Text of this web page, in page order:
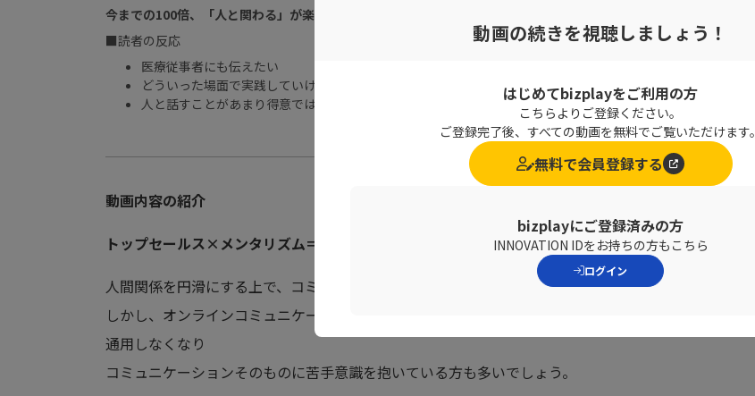
今までの100倍、「人と関わる」が楽しくなる未来が訪れると確信しています。
■読者の反応
医療従事者にも伝えたい
どういった場面で実践していけば良いかを具体的に書いてくれている
人と話すことがあまり得意ではないと思っている人も参考にしやすいです
動画内容の紹介
トップセールス×メンタリズム＝最強のコミュニケーションスキル
人間関係を円滑にする上で、コミュニケーションスキルは大切です。
しかし、オンラインコミュニケーションの普及と、多様性による価値観のズレから、これまでの技術が
通用しなくなり
コミュニケーションそのものに苦手意識を抱いている方も多いでしょう。
動画の続きを視聴しましょう！
はじめてbizplayをご利用の方
こちらよりご登録ください。
ご登録完了後、すべての動画を無料でご覧いただけます。
無料で会員登録する
bizplayにご登録済みの方
INNOVATION IDをお持ちの方もこちら
ログイン